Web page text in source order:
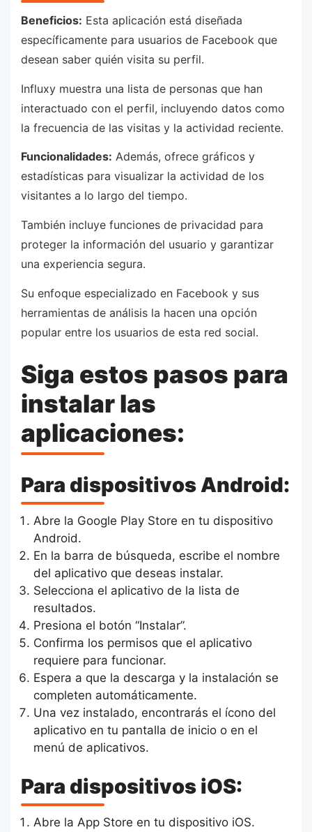
Beneficios: Esta aplicación está diseñada
específicamente para usuarios de Facebook que
desean saber quién visita su perfil.
Influxy muestra una lista de personas que han
interactuado con el perfil, incluyendo datos como
la frecuencia de las visitas y la actividad reciente.
Funcionalidades: Además, ofrece gráficos y
estadísticas para visualizar la actividad de los
visitantes a lo largo del tiempo.
También incluye funciones de privacidad para
proteger la información del usuario y garantizar
una experiencia segura.
Su enfoque especializado en Facebook y sus
herramientas de análisis la hacen una opción
popular entre los usuarios de esta red social.
Siga estos pasos para
instalar las
aplicaciones:
Para dispositivos Android:
Abre la Google Play Store en tu dispositivo
Android.
En la barra de búsqueda, escribe el nombre
del aplicativo que deseas instalar.
Selecciona el aplicativo de la lista de
resultados.
Presiona el botón “Instalar”.
Confirma los permisos que el aplicativo
requiere para funcionar.
Espera a que la descarga y la instalación se
completen automáticamente.
Una vez instalado, encontrarás el ícono del
aplicativo en tu pantalla de inicio o en el
menú de aplicativos.
Para dispositivos iOS:
Abre la App Store en tu dispositivo iOS.